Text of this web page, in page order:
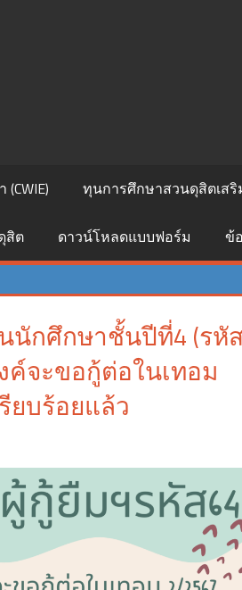
ทุนการศึกษาสวนดุสิตเสริ
สิต ดาวน์โหลดแบบฟอร์ม ข้
นักศึกษาชั้นปีที่4 (รหั
ค์จะขอกู้ต่อในเทอม
ยบร้อยแล้ว